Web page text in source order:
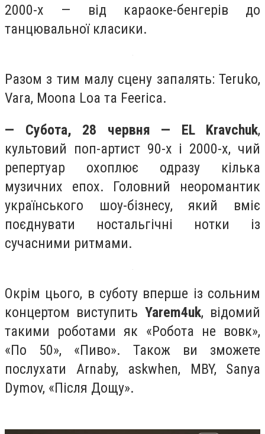
2000-х — від караоке-бенгерів до
танцювальної класики.
Разом з тим малу сцену запалять: Teruko,
Vara, Moona Loa та Feerica.
— Субота, 28 червня — EL Kravchuk,
культовий поп-артист 90-х і 2000-х, чий
репертуар охоплює одразу кілька
музичних епох. Головний неоромантик
українського шоу-бізнесу, який вміє
поєднувати ностальгічні нотки із
сучасними ритмами.
Окрім цього, в суботу вперше із сольним
концертом виступить Yarem4uk, відомий
такими роботами як «Робота не вовк»,
«По 50», «Пиво». Також ви зможете
послухати Arnaby, askwhen, MBY, Sanya
Dymov, «Після Дощу».